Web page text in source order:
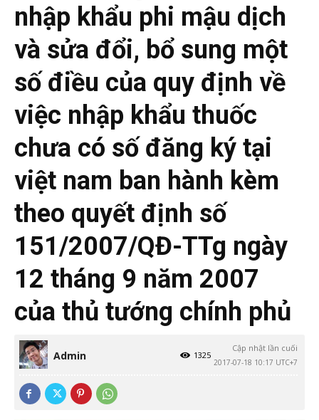
nhập khẩu phi mậu dịch
và sửa đổi, bổ sung một
số điều của quy định về
việc nhập khẩu thuốc
chưa có số đăng ký tại
việt nam ban hành kèm
theo quyết định số
151/2007/QĐ-TTg ngày
12 tháng 9 năm 2007
của thủ tướng chính phủ
Admin
Cập nhật lần cuối
2017-07-18 10:17 UTC+7
1325